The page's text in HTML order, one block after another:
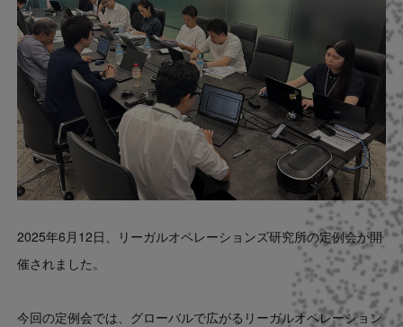
Contact
US website
2025年6月12日、リーガルオペレーションズ研究所の定例会が開
催されました。
今回の定例会では、グローバルで広がるリーガルオペレーション